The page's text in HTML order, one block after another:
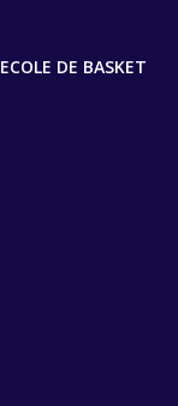
ECOLE DE BASKET